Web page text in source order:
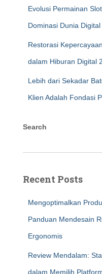
Evolusi Permainan
Dominasi Dunia Digital
Restorasi
dalam Hiburan Digital
Lebih dari Sekadar
Klien Adalah Fondasi
Search
Recent Posts
Mengoptimalkan
Panduan Mendesain
Ergonomis
Review Mendalam:
dalam Memilih